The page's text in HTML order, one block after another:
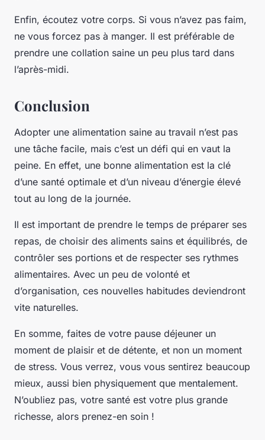
Enfin, écoutez votre corps. Si vous n’avez pas faim,
ne vous forcez pas à manger. Il est préférable de
prendre une collation saine un peu plus tard dans
l’après-midi.
Conclusion
Adopter une alimentation saine au travail n’est pas
une tâche facile, mais c’est un défi qui en vaut la
peine. En effet, une bonne alimentation est la clé
d’une santé optimale et d’un niveau d’énergie élevé
tout au long de la journée.
Il est important de prendre le temps de préparer ses
repas, de choisir des aliments sains et équilibrés, de
contrôler ses portions et de respecter ses rythmes
alimentaires. Avec un peu de volonté et
d’organisation, ces nouvelles habitudes deviendront
vite naturelles.
En somme, faites de votre pause déjeuner un
moment de plaisir et de détente, et non un moment
de stress. Vous verrez, vous vous sentirez beaucoup
mieux, aussi bien physiquement que mentalement.
N’oubliez pas, votre santé est votre plus grande
richesse, alors prenez-en soin !